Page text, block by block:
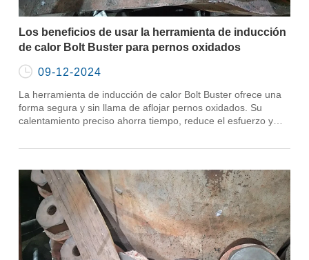
Los beneficios de usar la herramienta de inducción
de calor Bolt Buster para pernos oxidados
 09-12-2024
La herramienta de inducción de calor Bolt Buster ofrece una
forma segura y sin llama de aflojar pernos oxidados. Su
calentamiento preciso ahorra tiempo, reduce el esfuerzo y